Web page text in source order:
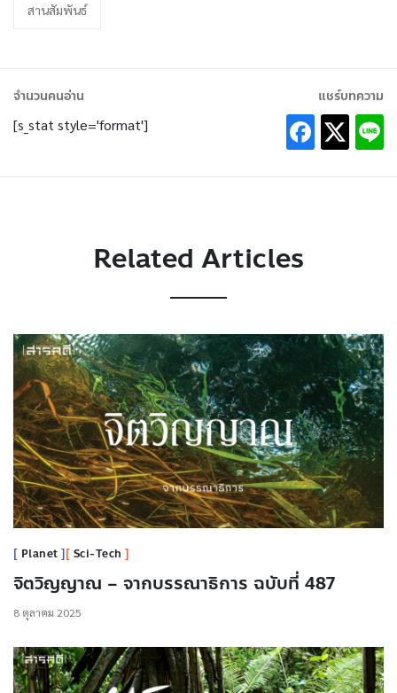
สานสัมพันธ์
จำนวนคนอ่าน
[s_stat style='format']
แชร์บทความ
Related Articles
Planet Sci-Tech
จิตวิญญาณ – จากบรรณาธิการ ฉบับที่ 487
8 ตุลาคม 2025